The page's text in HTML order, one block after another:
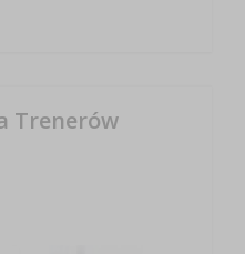
Trenerów